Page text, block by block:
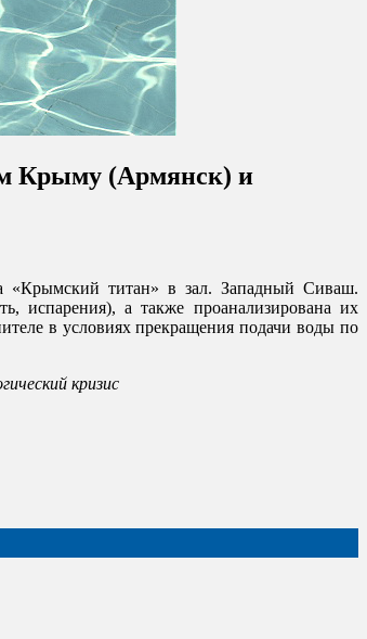
Крыму (Армянск) и
«Крымский титан» в зал. Западный Сиваш.
испарения), а также проанализирована их
в условиях прекращения подачи воды по
кризис